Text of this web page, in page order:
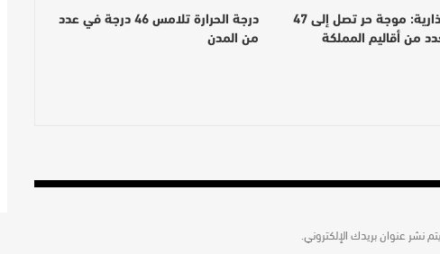
نشرة إنذارية: موجة حر تصل إلى 47
من أقاليم المملكة
درجة الحرارة تلامس 46 درجة في عدد
من المدن
نشر عنوان بريدك الإلكتروني.